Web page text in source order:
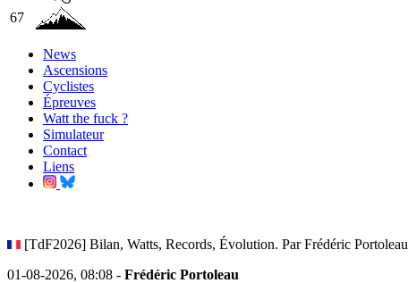
67
News
Ascensions
Cyclistes
Épreuves
Watt the fuck ?
Simulateur
Contact
Liens
[TdF2026] Bilan, Watts, Records, Évolution. Par Frédéric Portoleau
01-08-2026, 08:08 - Frédéric Portoleau